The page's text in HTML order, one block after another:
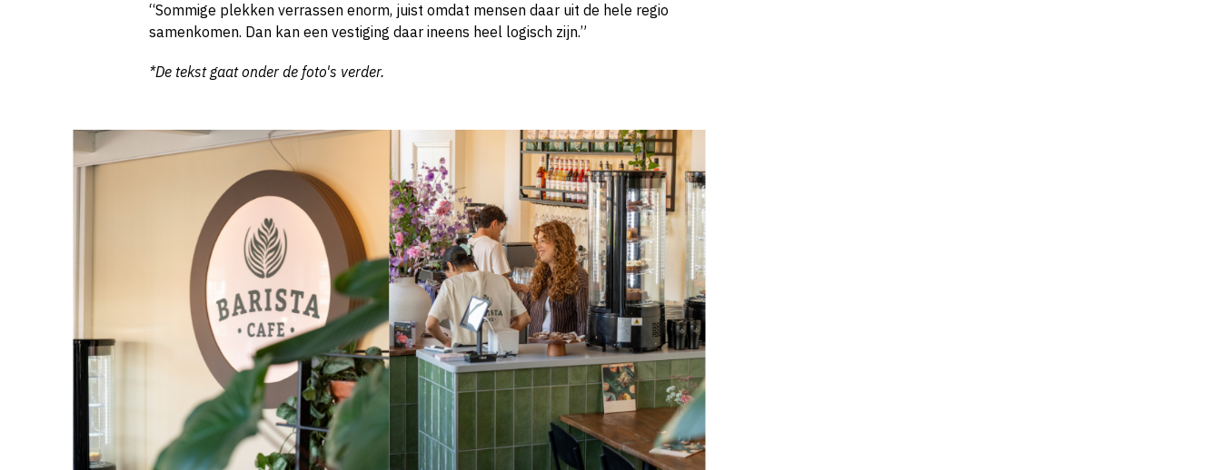
“Sommige plekken verrassen enorm, juist omdat mensen daar uit de hele regio
samenkomen. Dan kan een vestiging daar ineens heel logisch zijn.”
*De tekst gaat onder de foto's verder.